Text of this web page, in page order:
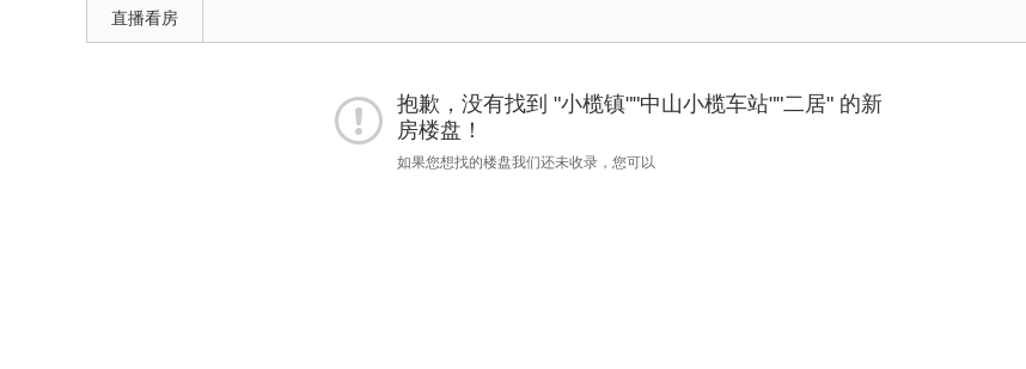
直播看房
抱歉，没有找到 "小榄镇""中山小榄车站""二居" 的新
房楼盘！
如果您想找的楼盘我们还未收录，您可以